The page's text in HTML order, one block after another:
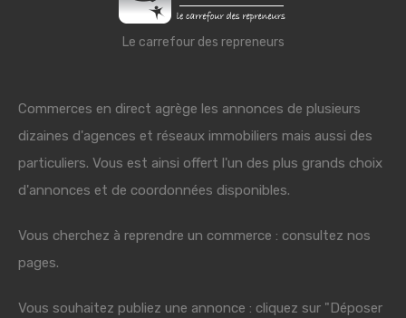
Le carrefour des repreneurs
Commerces en direct agrège les annonces de plusieurs
dizaines d'agences et réseaux immobiliers mais aussi des
particuliers. Vous est ainsi offert l'un des plus grands choix
d'annonces et de coordonnées disponibles.
Vous cherchez à reprendre un commerce : consultez nos
pages.
Vous souhaitez publiez une annonce : cliquez sur "Déposer